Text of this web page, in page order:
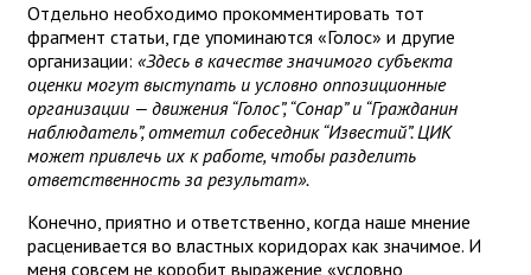
Отдельно необходимо прокомментировать тот
фрагмент статьи, где упоминаются «Голос» и другие
организации: «Здесь в качестве значимого субъекта
оценки могут выступать и условно оппозиционные
организации — движения “Голос”, “Сонар” и “Гражданин
наблюдатель”, отметил собеседник “Известий”. ЦИК
может привлечь их к работе, чтобы разделить
ответственность за результат».
Конечно, приятно и ответственно, когда наше мнение
расценивается во властных коридорах как значимое. И
меня совсем не коробит выражение «условно